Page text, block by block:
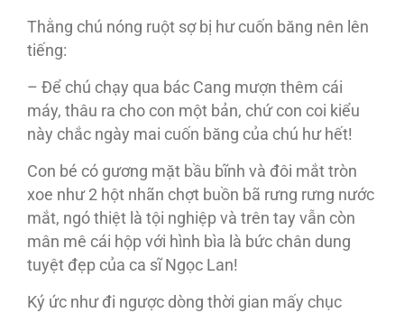
Thằng chú nóng ruột sợ bị hư cuốn băng nên lên
tiếng:
– Để chú chạy qua bác Cang mượn thêm cái
máy, thâu ra cho con một bản, chứ con coi kiểu
này chắc ngày mai cuốn băng của chú hư hết!
Con bé có gương mặt bầu bĩnh và đôi mắt tròn
xoe như 2 hột nhãn chợt buồn bã rưng rưng nước
mắt, ngó thiệt là tội nghiệp và trên tay vẫn còn
mân mê cái hộp với hình bìa là bức chân dung
tuyệt đẹp của ca sĩ Ngọc Lan!
Ký ức như đi ngược dòng thời gian mấy chục